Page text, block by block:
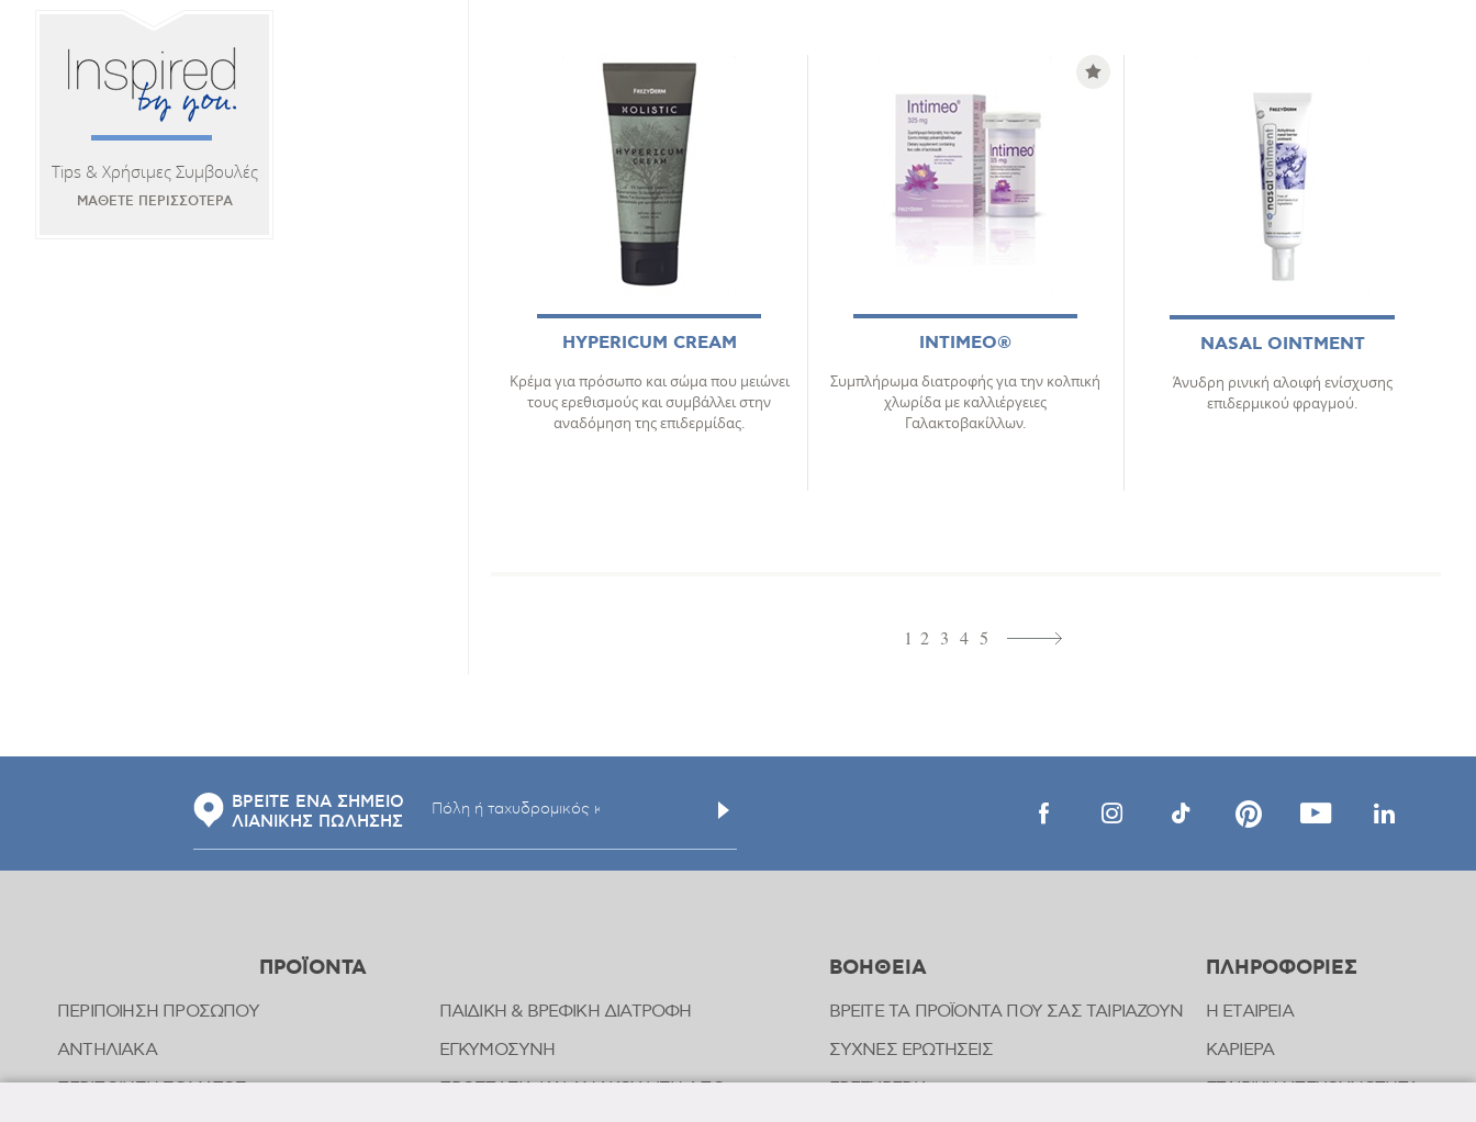
HYPERICUM CREAM
Κρέμα για πρόσωπο και σώμα που μειώνει
τους ερεθισμούς και συμβάλλει στην
αναδόμηση της επιδερμίδας.
INTIMEO®
Συμπλήρωμα διατροφής για την κολπική
χλωρίδα με καλλιέργειες
Γαλακτοβακίλλων.
NASAL OINTMENT
Άνυδρη ρινική αλοιφή ενίσχυσης
επιδερμικού φραγμού.
1 2 3 4 5
Tips & Χρήσιμες Συμβουλές
ΜΑΘΕΤΕ ΠΕΡΙΣΣΟΤΕΡΑ
ΒΡΕΙΤΕ ΕΝΑ ΣΗΜΕΙΟ
ΛΙΑΝΙΚΗΣ ΠΩΛΗΣΗΣ
ΠΡΟΪΟΝΤΑ
ΠΕΡΙΠΟΙΗΣΗ ΠΡΟΣΩΠΟΥ
ΑΝΤΗΛΙΑΚΑ
ΠΕΡΙΠΟΙΗΣΗ ΣΩΜΑΤΟΣ
ΠΑΙΔΙΚΗ & ΒΡΕΦΙΚΗ ΔΙΑΤΡΟΦΗ
ΕΓΚΥΜΟΣΥΝΗ
ΠΡΟΣΤΑΣΙΑ ΚΑΙ ΑΝΑΚΟΥΦΙΣΗ ΑΠΟ
ΒΟΗΘΕΙΑ
ΒΡΕΙΤΕ ΤΑ ΠΡΟΪΟΝΤΑ ΠΟΥ ΣΑΣ ΤΑΙΡΙΑΖΟΥΝ
ΣΥΧΝΕΣ ΕΡΩΤΗΣΕΙΣ
FREZYPEDIA
ΠΛΗΡΟΦΟΡΙΕΣ
Η ΕΤΑΙΡΕΙΑ
ΚΑΡΙΕΡΑ
ΕΤΑΙΡΙΚΗ ΥΠΕΥΘΥΝΟΤΗΤΑ